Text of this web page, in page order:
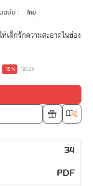
ฉบับ : ไทย
เด็กรักความสะอาดในช่อง
-15 % 125.00
34
PDF